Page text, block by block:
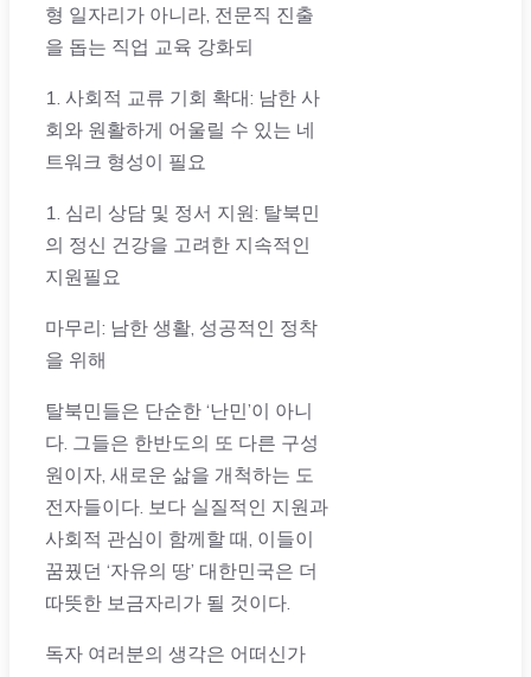
형 일자리가 아니라, 전문직 진출
을 돕는 직업 교육 강화되
1. 사회적 교류 기회 확대: 남한 사
회와 원활하게 어울릴 수 있는 네
트워크 형성이 필요
1. 심리 상담 및 정서 지원: 탈북민
의 정신 건강을 고려한 지속적인
지원필요
마무리: 남한 생활, 성공적인 정착
을 위해
탈북민들은 단순한 ‘난민’이 아니
다. 그들은 한반도의 또 다른 구성
원이자, 새로운 삶을 개척하는 도
전자들이다. 보다 실질적인 지원과
사회적 관심이 함께할 때, 이들이
꿈꿨던 ‘자유의 땅’ 대한민국은 더
따뜻한 보금자리가 될 것이다.
독자 여러분의 생각은 어떠신가